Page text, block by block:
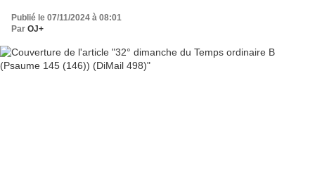
Publié le 07/11/2024 à 08:01
Par OJ+